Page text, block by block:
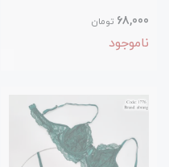
68,000 تومان
ناموجود